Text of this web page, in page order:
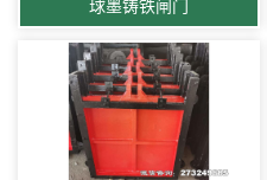
球墨铸铁闸门